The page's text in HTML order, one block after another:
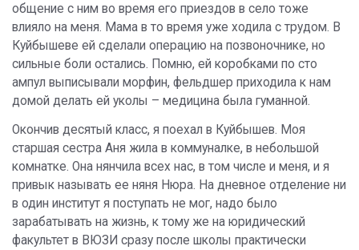
общение с ним во время его приездов в село тоже
влияло на меня. Мама в то время уже ходила с трудом. В
Куйбышеве ей сделали операцию на позвоночнике, но
сильные боли остались. Помню, ей коробками по сто
ампул выписывали морфин, фельдшер приходила к нам
домой делать ей уколы – медицина была гуманной.
Окончив десятый класс, я поехал в Куйбышев. Моя
старшая сестра Аня жила в коммуналке, в небольшой
комнатке. Она нянчила всех нас, в том числе и меня, и я
привык называть ее няня Нюра. На дневное отделение ни
в один институт я поступать не мог, надо было
зарабатывать на жизнь, к тому же на юридический
факультет в ВЮЗИ сразу после школы практически